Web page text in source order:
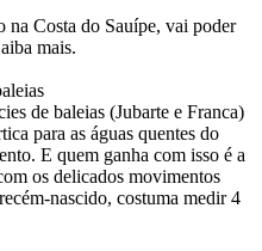
na Costa do Sauípe, vai poder
mais.
de baleias (Jubarte e Franca)
para as águas quentes do
E quem ganha com isso é a
os delicados movimentos
nascido, costuma medir 4